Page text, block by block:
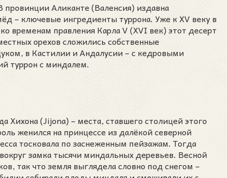
Аликанте (Валенсия) издавна
– ключевые ингредиенты туррона. Уже к XV веку в
временам правления Карла V (XVI век) этот десерт
орехов сложились собственные
в Кастилии и Андалусии – с кедровыми
туррон с миндалем.
Хихона (Jijona) – места, ставшего столицей этого
женился на принцессе из далёкой северной
тосковала по заснеженным пейзажам. Тогда
замка тысячи миндальных деревьев. Весной
так что земля выглядела словно под снегом –